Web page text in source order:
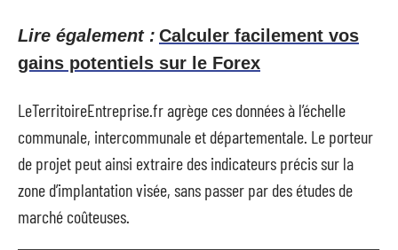
Lire également : Calculer facilement vos
gains potentiels sur le Forex
LeTerritoireEntreprise.fr agrège ces données à l’échelle
communale, intercommunale et départementale. Le porteur
de projet peut ainsi extraire des indicateurs précis sur la
zone d’implantation visée, sans passer par des études de
marché coûteuses.